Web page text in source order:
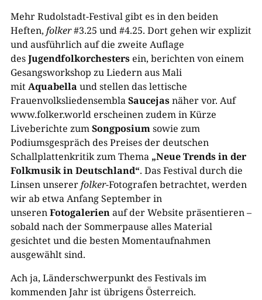
Mehr Rudolstadt-Festival gibt es in den beiden
Heften, folker#3.25 und #4.25. Dort gehen wir explizit
und ausführlich auf die zweite Auflage
desJugendfolkorchestersein, berichten von einem
Gesangsworkshop zu Liedern aus Mali
mitAquabella und stellen das lettische
FrauenvolksliedensemblaSaucejasnäher vor. Auf
www.folker.world erscheinen zudem in Kürze
Liveberichte zumSongposiumsowie zum
Podiumsgespräch des Preises der deutschen
Schallplattenkritik zum Thema „Neue Trends in der
Folkmusik in Deutschland“. Das Festival durch die
Linsen unsererfolker-Fotografen betrachtet, werden
wir ab etwa Anfang September in
unserenFotogalerienauf der Website präsentieren –
sobald nach der Sommerpause alles Material
gesichtet und die besten Momentaufnahmen
ausgewählt sind.
Ach ja, Länderschwerpunkt des Festivals im
kommenden Jahr ist übrigens Österreich.